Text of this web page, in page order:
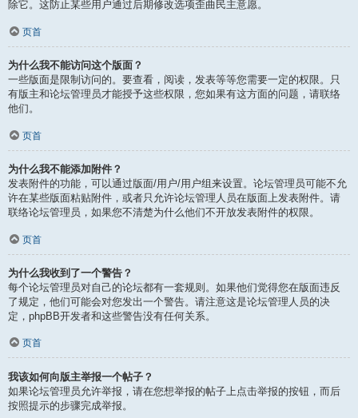
除它。这防止某些用户通过后期修改选项歪曲民主意愿。
页首
为什么我不能访问这个版面？
一些版面是限制访问的。要查看，阅读，发表等等您需要一定的权限。只
有版主和论坛管理员才能授予这些权限，您如果有这方面的问题，请联络
他们。
页首
为什么我不能添加附件？
发表附件的功能，可以通过版面/用户/用户组来设置。论坛管理员可能不允
许在某些版面粘贴附件，或者只允许论坛管理人员在版面上发表附件。请
联络论坛管理员，如果您不清楚为什么他们不开放发表附件的权限。
页首
为什么我收到了一个警告？
每个论坛管理员对自己的论坛都有一套规则。如果他们觉得您在版面违反
了规定，他们可能会对您发出一个警告。请注意这是论坛管理人员的决
定，phpBB开发者和这些警告没有任何关系。
页首
我该如何向版主举报一个帖子？
如果论坛管理员允许举报，请在您想举报的帖子上点击举报的按钮，而后
按照提示的步骤完成举报。